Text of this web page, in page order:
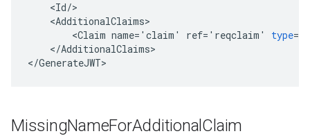
<Id/
<AdditionalClaims
<Claim name= ' claim ' ref= ' reqclaim ' type=
</AdditionalClaims>
</GenerateJWT
MissingNameForAdditional Claim